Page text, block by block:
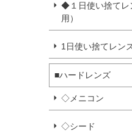
◆１日使い捨てレ
用）
1日使い捨てレン
■ハードレンズ
◇メニコン
◇シード